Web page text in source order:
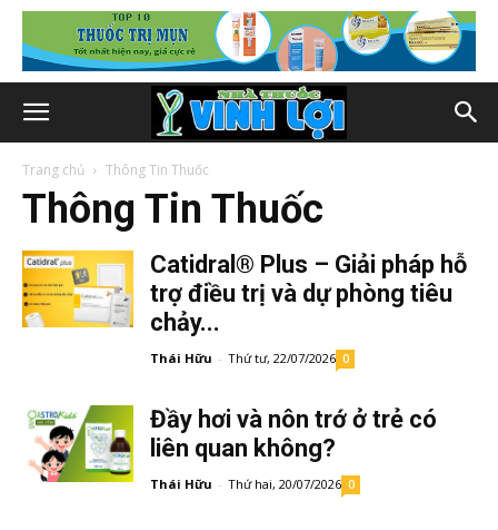
Trang chủ Thông Tin Thuốc
Thông Tin Thuốc
Catidral® Plus – Giải pháp hỗ
trợ điều trị và dự phòng tiêu
chảy...
Thái Hữu - Thứ tư, 22/07/2026 0
Đầy hơi và nôn trớ ở trẻ có
liên quan không?
Thái Hữu - Thứ hai, 20/07/2026 0